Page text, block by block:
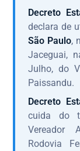
Decreto
declara de
São Paulo,
Jaceguai,
Julho, do
Paissandu.
Decreto
cuida do
Vereador
Rodovia